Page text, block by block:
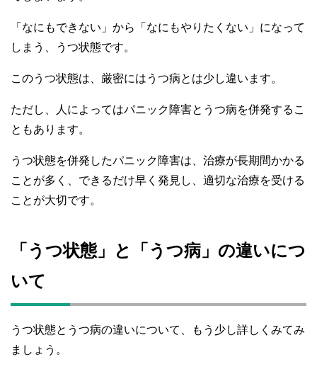
「なにもできない」から「なにもやりたくない」になって
しまう、うつ状態です。
このうつ状態は、厳密にはうつ病とは少し違います。
ただし、人によってはパニック障害とうつ病を併発するこ
ともあります。
うつ状態を併発したパニック障害は、治療が長期間かかる
ことが多く、できるだけ早く発見し、適切な治療を受ける
ことが大切です。
「うつ状態」と「うつ病」の違いにつ
いて
うつ状態とうつ病の違いについて、もう少し詳しくみてみ
ましょう。